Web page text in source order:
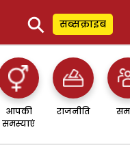
⚲ सब्सक्राइब
आपकी
समस्याएं
राजनीति